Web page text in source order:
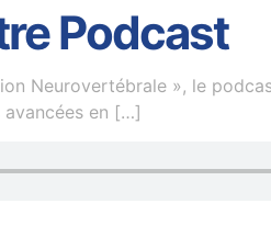
Podcast
Neurovertébrale », le
en […]